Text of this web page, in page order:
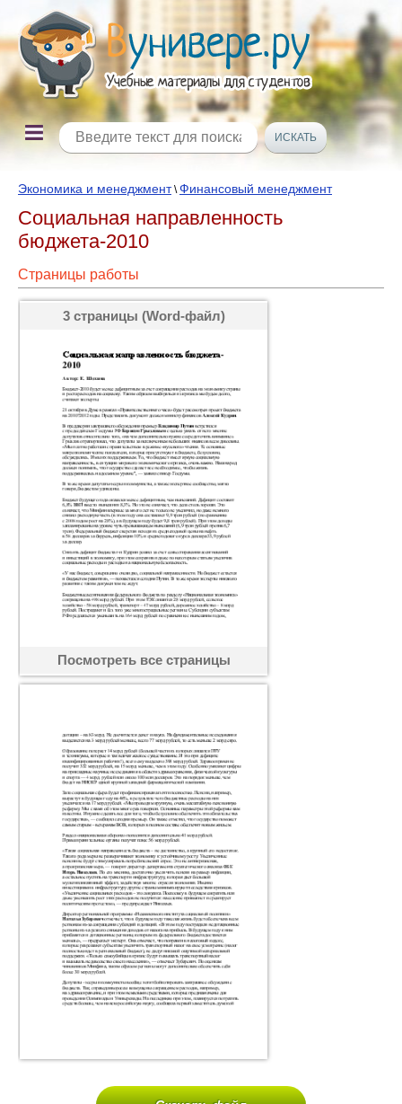
Экономика и менеджмент\Финансовый менеджмент
Социальная направленность
бюджета-2010
Страницы работы
3 страницы (Word-файл)
Посмотреть все страницы